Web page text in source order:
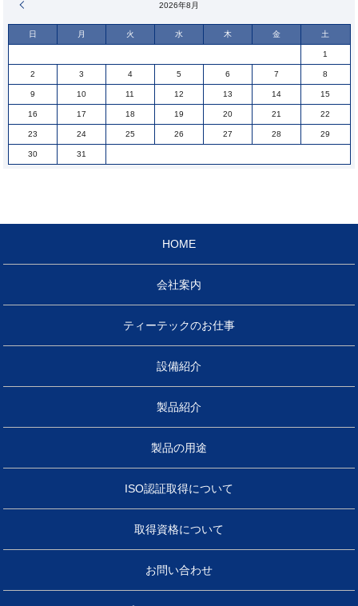
2026年8月
日 月 火 水 木 金 土
1
2 3 4 5 6 7 8
9 10 11 12 13 14 15
16 17 18 19 20 21 22
23 24 25 26 27 28 29
30 31
HOME
会社案内
ティーテックのお仕事
設備紹介
製品紹介
製品の用途
ISO認証取得について
取得資格について
お問い合わせ